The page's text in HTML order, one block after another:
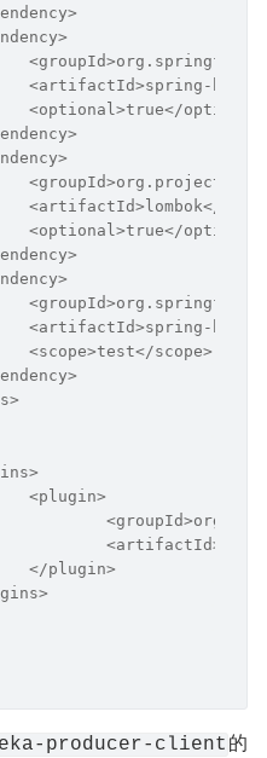
<artifactId>spring-
<optional>true</
<artifactId>lombok</
<optional>true</
<artifactId>spring-
			<scope>test</scope>
			<plugin>
			</plugin>
producer-client 的